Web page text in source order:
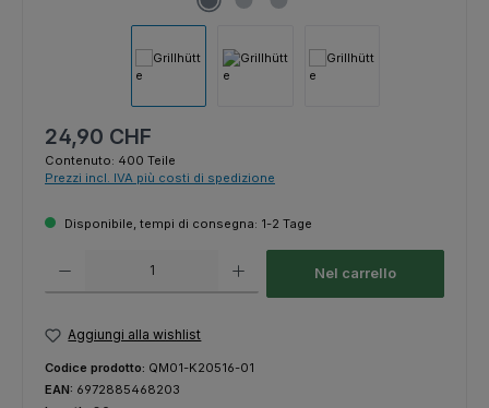
Prezzo normale:
24,90 CHF
Contenuto: 400 Teile
Prezzi incl. IVA più costi di spedizione
Disponibile, tempi di consegna: 1-2 Tage
Nel carrello
Aggiungi alla wishlist
Codice prodotto: QM01-K20516-01
EAN: 6972885468203